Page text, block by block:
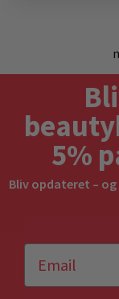
5%
Bliv opdateret –